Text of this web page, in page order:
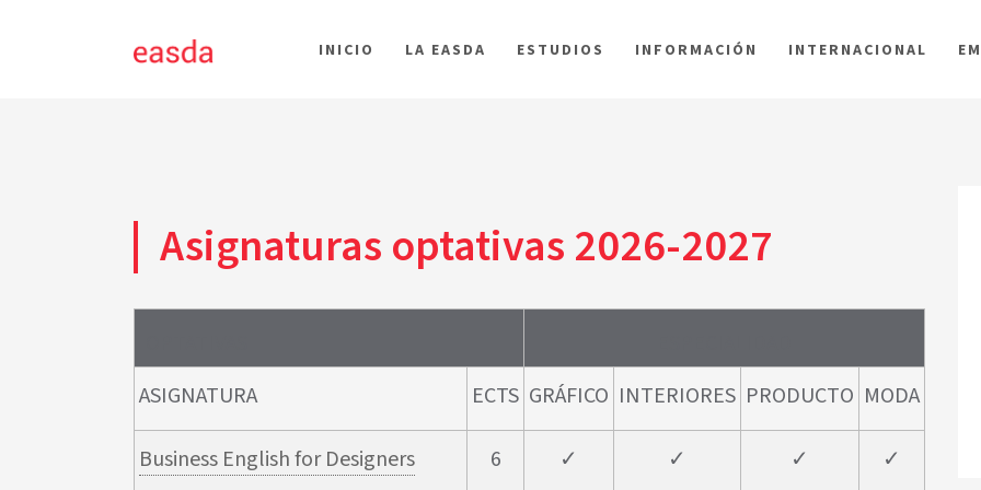
INICIO LA EASDA ESTUDIOS INFORMACIÓN INTERNACIONAL
Asignaturas optativas 2026-2027
ASIGNATURA
ECTS GRÁFICO INTERIORES PRODUCTO MODA
Business English for Designers 6 ✓ ✓ ✓ ✓